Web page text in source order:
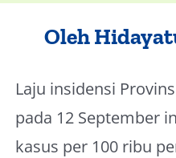
Oleh
Laju insidensi
pada 12 September
kasus per 100 ribu